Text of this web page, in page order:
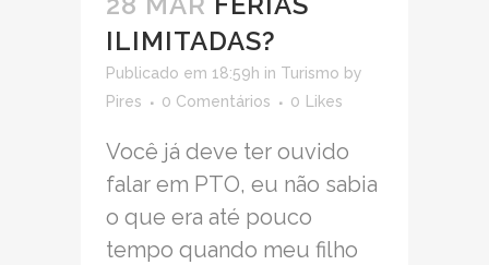
ILIMITADAS?
Publicado em 18:59h in Turismo by
Pires
0 Comentários 0 Likes
Você já deve ter ouvido
falar em PTO, eu não sabia
o que era até pouco
tempo quando meu filho